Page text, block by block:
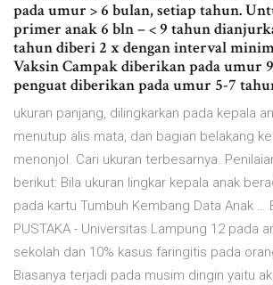
pada umur > 6 bulan, setiap tahun.
primer anak 6 bln – < 9 tahun
tahun diberi 2 x dengan interval
Vaksin Campak diberikan pada umur
penguat diberikan pada umur 5-7
ukuran panjang, dilingkarkan pada kepala
menutup alis mata, dan bagian belakang
menonjol. Cari ukuran terbesarnya.
berikut: Bila ukuran lingkar kepala anak
pada kartu Tumbuh Kembang Data Anak …
PUSTAKA - Universitas Lampung 12 pada
sekolah dan 10% kasus faringitis pada
Biasanya terjadi pada musim dingin yaitu